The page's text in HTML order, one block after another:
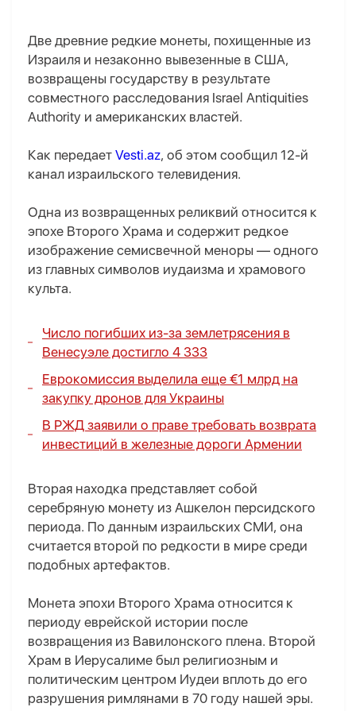
Две древние редкие монеты, похищенные из
Израиля и незаконно вывезенные в США,
возвращены государству в результате
совместного расследования Israel Antiquities
Authority и американских властей.
Как передает Vesti.az, об этом сообщил 12-й
канал израильского телевидения.
Одна из возвращенных реликвий относится к
эпохе Второго Храма и содержит редкое
изображение семисвечной меноры — одного
из главных символов иудаизма и храмового
культа.
Число погибших из-за землетрясения в
Венесуэле достигло 4 333
Еврокомиссия выделила еще €1 млрд на
закупку дронов для Украины
В РЖД заявили о праве требовать возврата
инвестиций в железные дороги Армении
Вторая находка представляет собой
серебряную монету из Ашкелон персидского
периода. По данным израильских СМИ, она
считается второй по редкости в мире среди
подобных артефактов.
Монета эпохи Второго Храма относится к
периоду еврейской истории после
возвращения из Вавилонского плена. Второй
Храм в Иерусалиме был религиозным и
политическим центром Иудеи вплоть до его
разрушения римлянами в 70 году нашей эры.